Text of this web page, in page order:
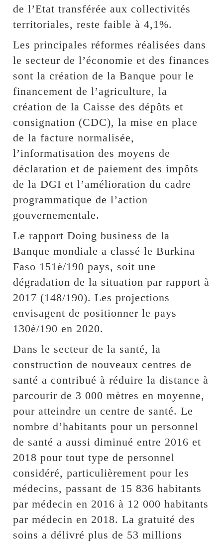
de l’Etat transférée aux collectivités
territoriales, reste faible à 4,1%.
Les principales réformes réalisées dans
le secteur de l’économie et des finances
sont la création de la Banque pour le
financement de l’agriculture, la
création de la Caisse des dépôts et
consignation (CDC), la mise en place
de la facture normalisée,
l’informatisation des moyens de
déclaration et de paiement des impôts
de la DGI et l’amélioration du cadre
programmatique de l’action
gouvernementale.
Le rapport Doing business de la
Banque mondiale a classé le Burkina
Faso 151è/190 pays, soit une
dégradation de la situation par rapport à
2017 (148/190). Les projections
envisagent de positionner le pays
130è/190 en 2020.
Dans le secteur de la santé, la
construction de nouveaux centres de
santé a contribué à réduire la distance à
parcourir de 3 000 mètres en moyenne,
pour atteindre un centre de santé. Le
nombre d’habitants pour un personnel
de santé a aussi diminué entre 2016 et
2018 pour tout type de personnel
considéré, particulièrement pour les
médecins, passant de 15 836 habitants
par médecin en 2016 à 12 000 habitants
par médecin en 2018. La gratuité des
soins a délivré plus de 53 millions